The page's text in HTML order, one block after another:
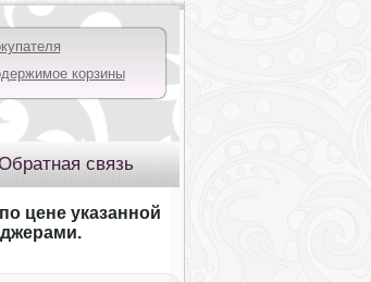
корзины
связь
цене указанной